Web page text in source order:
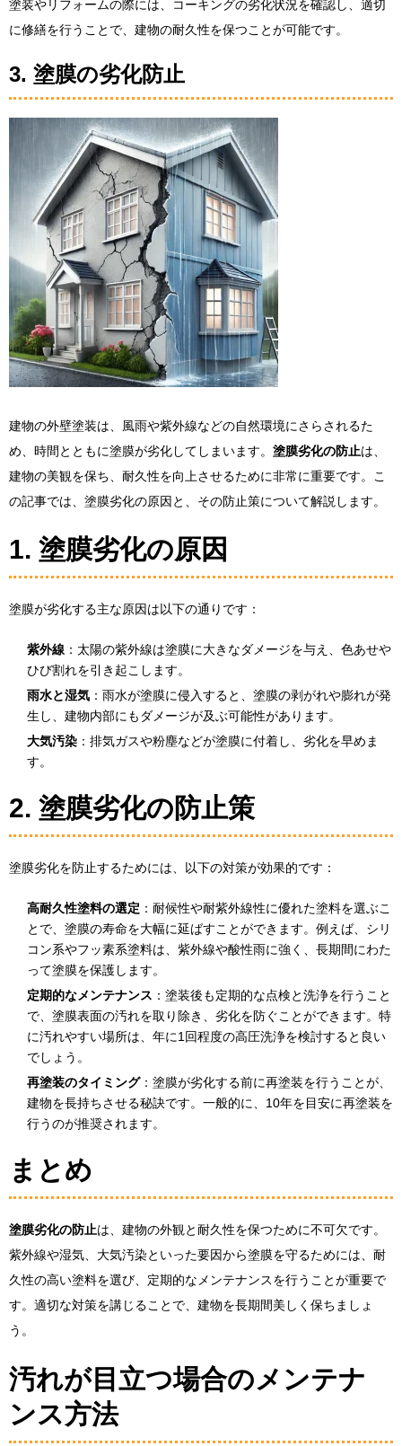
塗装やリフォームの際には、コーキングの劣化状況を確認し、適切
に修繕を行うことで、建物の耐久性を保つことが可能です。
3. 塗膜の劣化防止
建物の外壁塗装は、風雨や紫外線などの自然環境にさらされるた
め、時間とともに塗膜が劣化してしまいます。 塗膜劣化の防止は、
建物の美観を保ち、耐久性を向上させるために非常に重要です。こ
の記事では、塗膜劣化の原因と、その防止策について解説します。
1. 塗膜劣化の原因
塗膜が劣化する主な原因は以下の通りです：
紫外線 ：太陽の紫外線は塗膜に大きなダメージを与え、色あせや
ひび割れを引き起こします。
雨水と湿気 ：雨水が塗膜に侵入すると、塗膜の剥がれや膨れが発
生し、建物内部にもダメージが及ぶ可能性があります。
大気汚染 ：排気ガスや粉塵などが塗膜に付着し、劣化を早めま
す。
2. 塗膜劣化の防止策
塗膜劣化を防止するためには、以下の対策が効果的です：
高耐久性塗料の選定 ：耐候性や耐紫外線性に優れた塗料を選ぶこ
とで、塗膜の寿命を大幅に延ばすことができます。例えば、シリ
コン系やフッ素系塗料は、紫外線や酸性雨に強く、長期間にわた
って塗膜を保護します。
定期的なメンテナンス ：塗装後も定期的な点検と洗浄を行うこと
で、塗膜表面の汚れを取り除き、劣化を防ぐことができます。特
に汚れやすい場所は、年に1回程度の高圧洗浄を検討すると良い
でしょう。
再塗装のタイミング：塗膜が劣化する前に再塗装を行うことが、
建物を長持ちさせる秘訣です。一般的に、10年を目安に再塗装を
行うのが推奨されます。
まとめ
塗膜劣化の防止は、建物の外観と耐久性を保つために不可欠です。
紫外線や湿気、大気汚染といった要因から塗膜を守るためには、耐
久性の高い塗料を選び、定期的なメンテナンスを行うことが重要で
す。適切な対策を講じることで、建物を長期間美しく保ちましょ
う。
汚れが目立つ場合のメンテナ
ンス方法